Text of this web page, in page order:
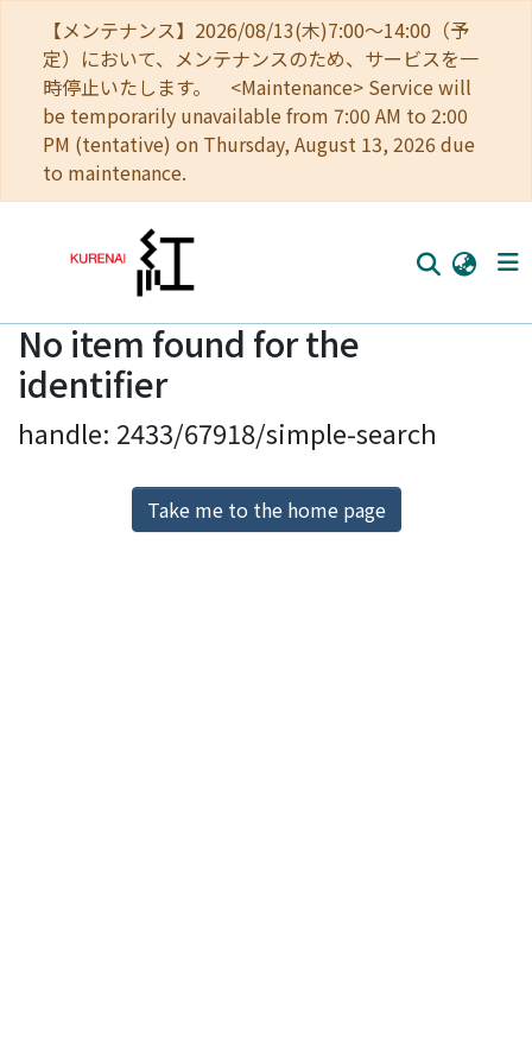
【メンテナンス】2026/08/13(木)7:00～14:00（予
定）において、メンテナンスのため、サービスを一
時停止いたします。 <Maintenance> Service will
be temporarily unavailable from 7:00 AM to 2:00
PM (tentative) on Thursday, August 13, 2026 due
to maintenance.
Home
Communities
Browse
Download Ranking
No item found for the
identifier
handle: 2433/67918/simple-search
Take me to the home page